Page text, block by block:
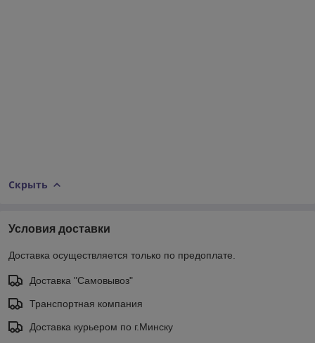
Скрыть
Условия доставки
Доставка осуществляется только по предоплате.
Доставка "Самовывоз"
Транспортная компания
Доставка курьером по г.Минску